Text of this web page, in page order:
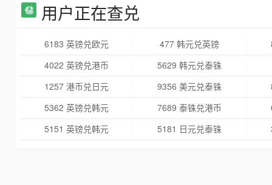
用户正在查兑
6183 英镑兑欧元 477 韩元兑英镑
4022 英镑兑港币
5629 韩元兑泰铢
1257 港币兑日元
9356 美元兑泰铢
5362 英镑兑韩元
7689 泰铢兑港币
5151 英镑兑韩元
5181 日元兑泰铢